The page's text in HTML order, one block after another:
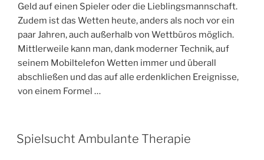
N
T
I
C
A
M
Geld auf einen Spieler oder die Lieblingsmannschaft.
Zudem ist das Wetten heute, anders als noch vor ein
paar Jahren, auch außerhalb von Wettbüros möglich.
Mittlerweile kann man, dank moderner Technik, auf
seinem Mobiltelefon Wetten immer und überall
abschließen und das auf alle erdenklichen Ereignisse,
von einem Formel …
V
E
Spielsucht Ambulante Therapie